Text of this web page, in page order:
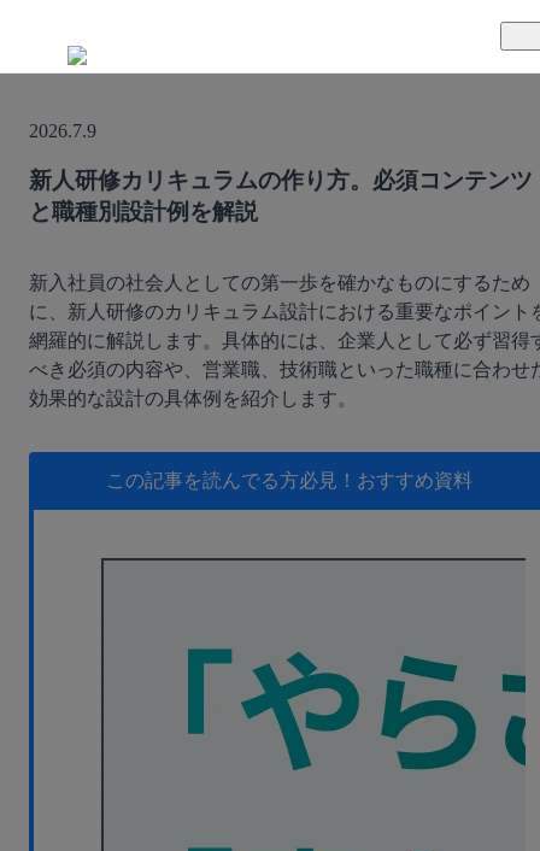
サポート体制
セキュリティ体制
料金案内
導入事例
活用方法
運営会社
セミナー
無料デモを見る
2026.7.9
新人研修カリキュラムの作り方。必須コンテンツ
と職種別設計例を解説
新入社員の社会人としての第一歩を確かなものにするため
に、新人研修のカリキュラム設計における重要なポイント
網羅的に解説します。具体的には、企業人として必ず習得
べき必須の内容や、営業職、技術職といった職種に合わせ
効果的な設計の具体例を紹介します。
この記事を読んでる方必見！ おすすめ資料